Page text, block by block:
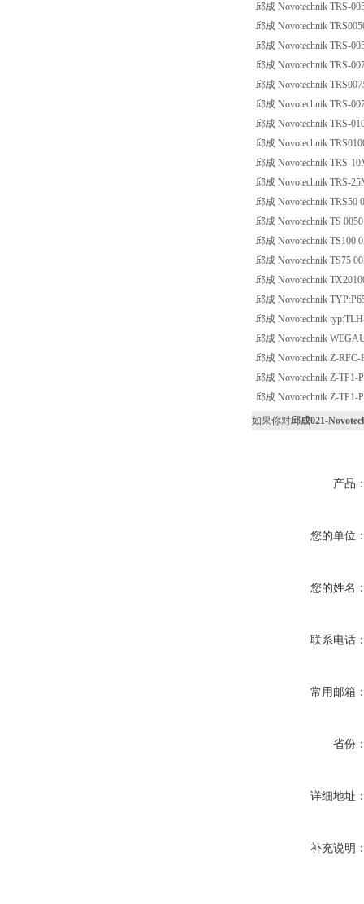
邱成 Novotechnik TRS-
邱成 Novotechnik
邱成 Novotechnik TRS-
邱成 Novotechnik TRS-
邱成 Novotechnik
邱成 Novotechnik TRS-
邱成 Novotechnik TRS-
邱成 Novotechnik
邱成 Novotechnik TRS-
邱成 Novotechnik TRS-
邱成 Novotechnik TRS50
邱成 Novotechnik TS 0050
邱成 Novotechnik TS100
邱成 Novotechnik TS75
邱成 Novotechnik
邱成 Novotechnik
邱成 Novotechnik
邱成 Novotechnik
邱成 Novotechnik Z-RFC-
邱成 Novotechnik Z-TP1-
邱成 Novotechnik Z-TP1-
如果你对邱成021-
产品
您的单位
您的姓名
联系电话
常用邮箱
省份
详细地址
补充说明